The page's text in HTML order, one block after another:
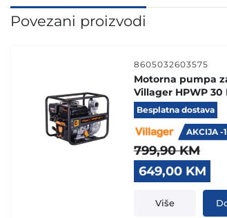
Povezani proizvodi
8605032603575
Motorna pumpa
Villager HPWP 30
Besplatna dostava
AKCIJA -
799,90KM
Original
price
was:
649,00 KM
is:
Više